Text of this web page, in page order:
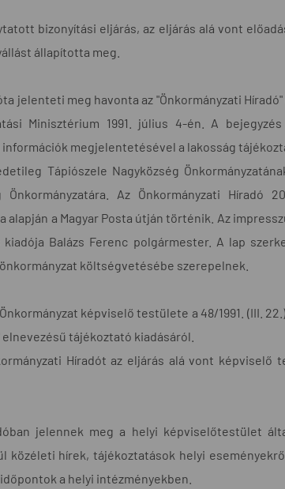
bizonyítási eljárás, az eljárás alá vont
állapította meg.
jelenteti meg havonta az "Önkormányzati
Minisztérium 1991. július 4-én. A
megjelentetésével a lakosság
Tápiószele Nagyközség
Önkormányzatára. Az Önkormányzati
alapján a Magyar Posta útján történik. Az
kiadója Balázs Ferenc polgármester. A lap
költségvetésébe szerepelnek.
képviselő testülete a 48/1991. (III.
elnevezésű tájékoztató kiadásáról.
Híradót az eljárás alá vont képviselő
jelennek meg a helyi képviselőtestület
közéleti hírek, tájékoztatások helyi
a helyi intézményekben.